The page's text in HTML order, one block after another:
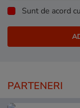
Sunt de acord cu
PARTENERI